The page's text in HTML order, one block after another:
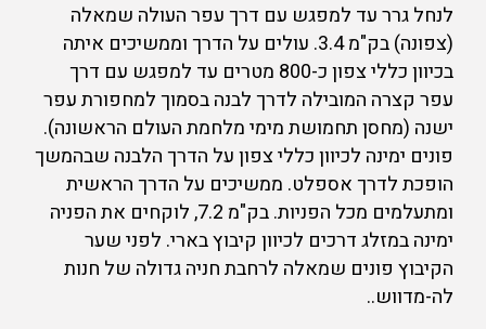
לנחל גרר עד למפגש עם דרך עפר העולה שמאלה
(צפונה) בק"מ 3.4. עולים על הדרך וממשיכים איתה
בכיוון כללי צפון כ-800 מטרים עד למפגש עם דרך
עפר קצרה המובילה לדרך לבנה בסמוך למחפורת עפר
ישנה (מחסן תחמושת מימי מלחמת העולם הראשונה).
פונים ימינה לכיוון כללי צפון על הדרך הלבנה שבהמשך
הופכת לדרך אספלט. ממשיכים על הדרך הראשית
ומתעלמים מכל הפניות. בק"מ 7.2, לוקחים את הפניה
ימינה במזלג דרכים לכיוון קיבוץ בארי. לפני שער
הקיבוץ פונים שמאלה לרחבת חניה גדולה של חנות
לה-מדווש..